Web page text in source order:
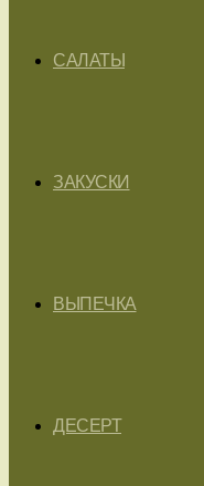
САЛАТЫ
ЗАКУСКИ
ВЫПЕЧКА
ДЕСЕРТ